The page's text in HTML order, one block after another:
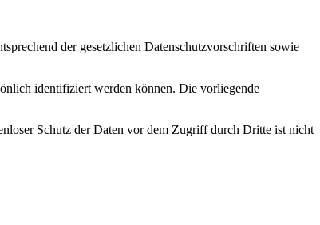
der gesetzlichen Datenschutzvorschriften sowie
identifiziert werden können. Die vorliegende
Schutz der Daten vor dem Zugriff durch Dritte ist nicht